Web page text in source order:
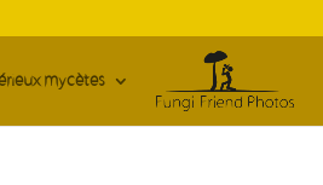
mycètes